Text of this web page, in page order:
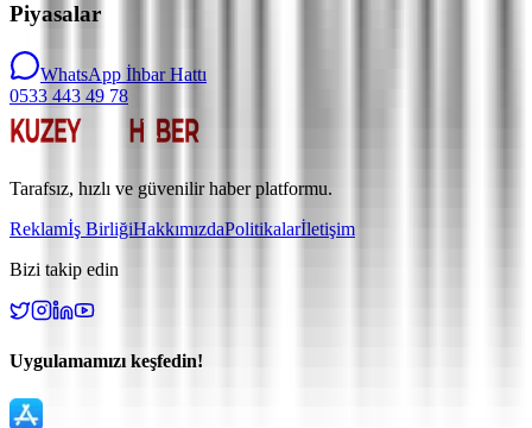
Piyasalar
WhatsApp İhbar Hattı
0533 443 49 78
Tarafsız, hızlı ve güvenilir haber platformu.
Reklamİş BirliğiHakkımızdaPolitikalarİletişim
Bizi takip edin
Uygulamamızı keşfedin!